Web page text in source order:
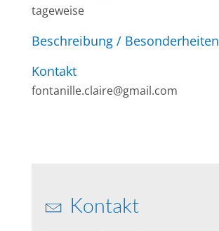
tageweise
Beschreibung / Besonderheiten
Kontakt
fontanille.claire@gmail.com
Kontakt